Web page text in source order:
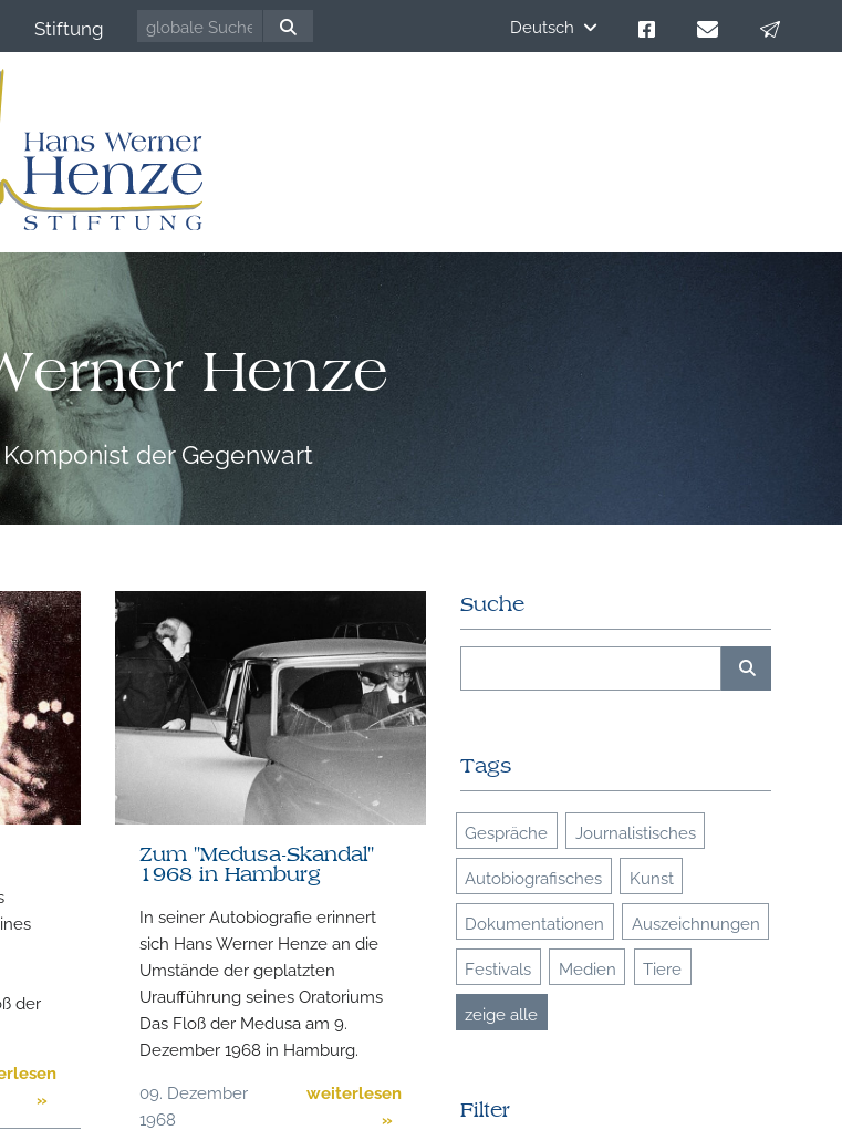
Stiftung Deutsch
Henze
der Gegenwart
der
»
Zum "Medusa-Skandal"
1968 in Hamburg
In seiner Autobiografie erinnert
sich Hans Werner Henze an die
Umstände der geplatzten
Uraufführung seines Oratoriums
Das Floß der Medusa am 9.
Dezember 1968 in Hamburg.
09. Dezember
1968
weiterlesen
»
Suche
Tags
Gespräche Journalistisches
Autobiografisches Kunst
Dokumentationen Auszeichnungen
Festivals Medien Tiere
zeige alle
Filter